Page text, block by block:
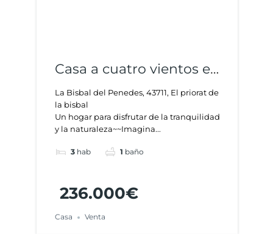
Casa a cuatro vientos en
medio de la naturaleza
La Bisbal del Penedes, 43711, El priorat de
la bisbal
Un hogar para disfrutar de la tranquilidad
y la naturaleza~~Imagina...
3 hab 1 baño
236.000€
Casa Venta